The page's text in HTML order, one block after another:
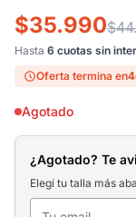
$35.990
Hasta 6 cuotas sin
Oferta termina en
Agotado
¿Agotado? Te
Elegí tu talla más